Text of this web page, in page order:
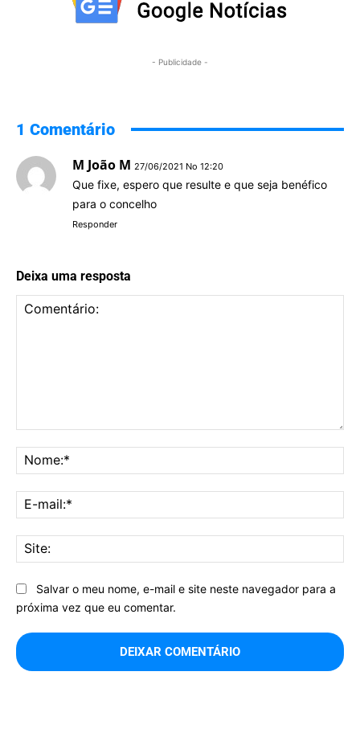
- Publicidade -
1 Comentário
M João M 27/06/2021 No 12:20
Que fixe, espero que resulte e que seja benéfico
para o concelho
Responder
Deixa uma resposta
Salvar o meu nome, e-mail e site neste navegador para a
próxima vez que eu comentar.